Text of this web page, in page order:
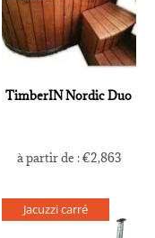
TimberIN Nordic Duo
à partir de :€2,863
Jacuzzi carré